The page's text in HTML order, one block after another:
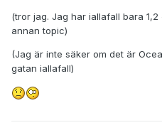
(tror jag. Jag har iallafall bara
annan topic)
(Jag är inte säker om det är
gatan iallafall)